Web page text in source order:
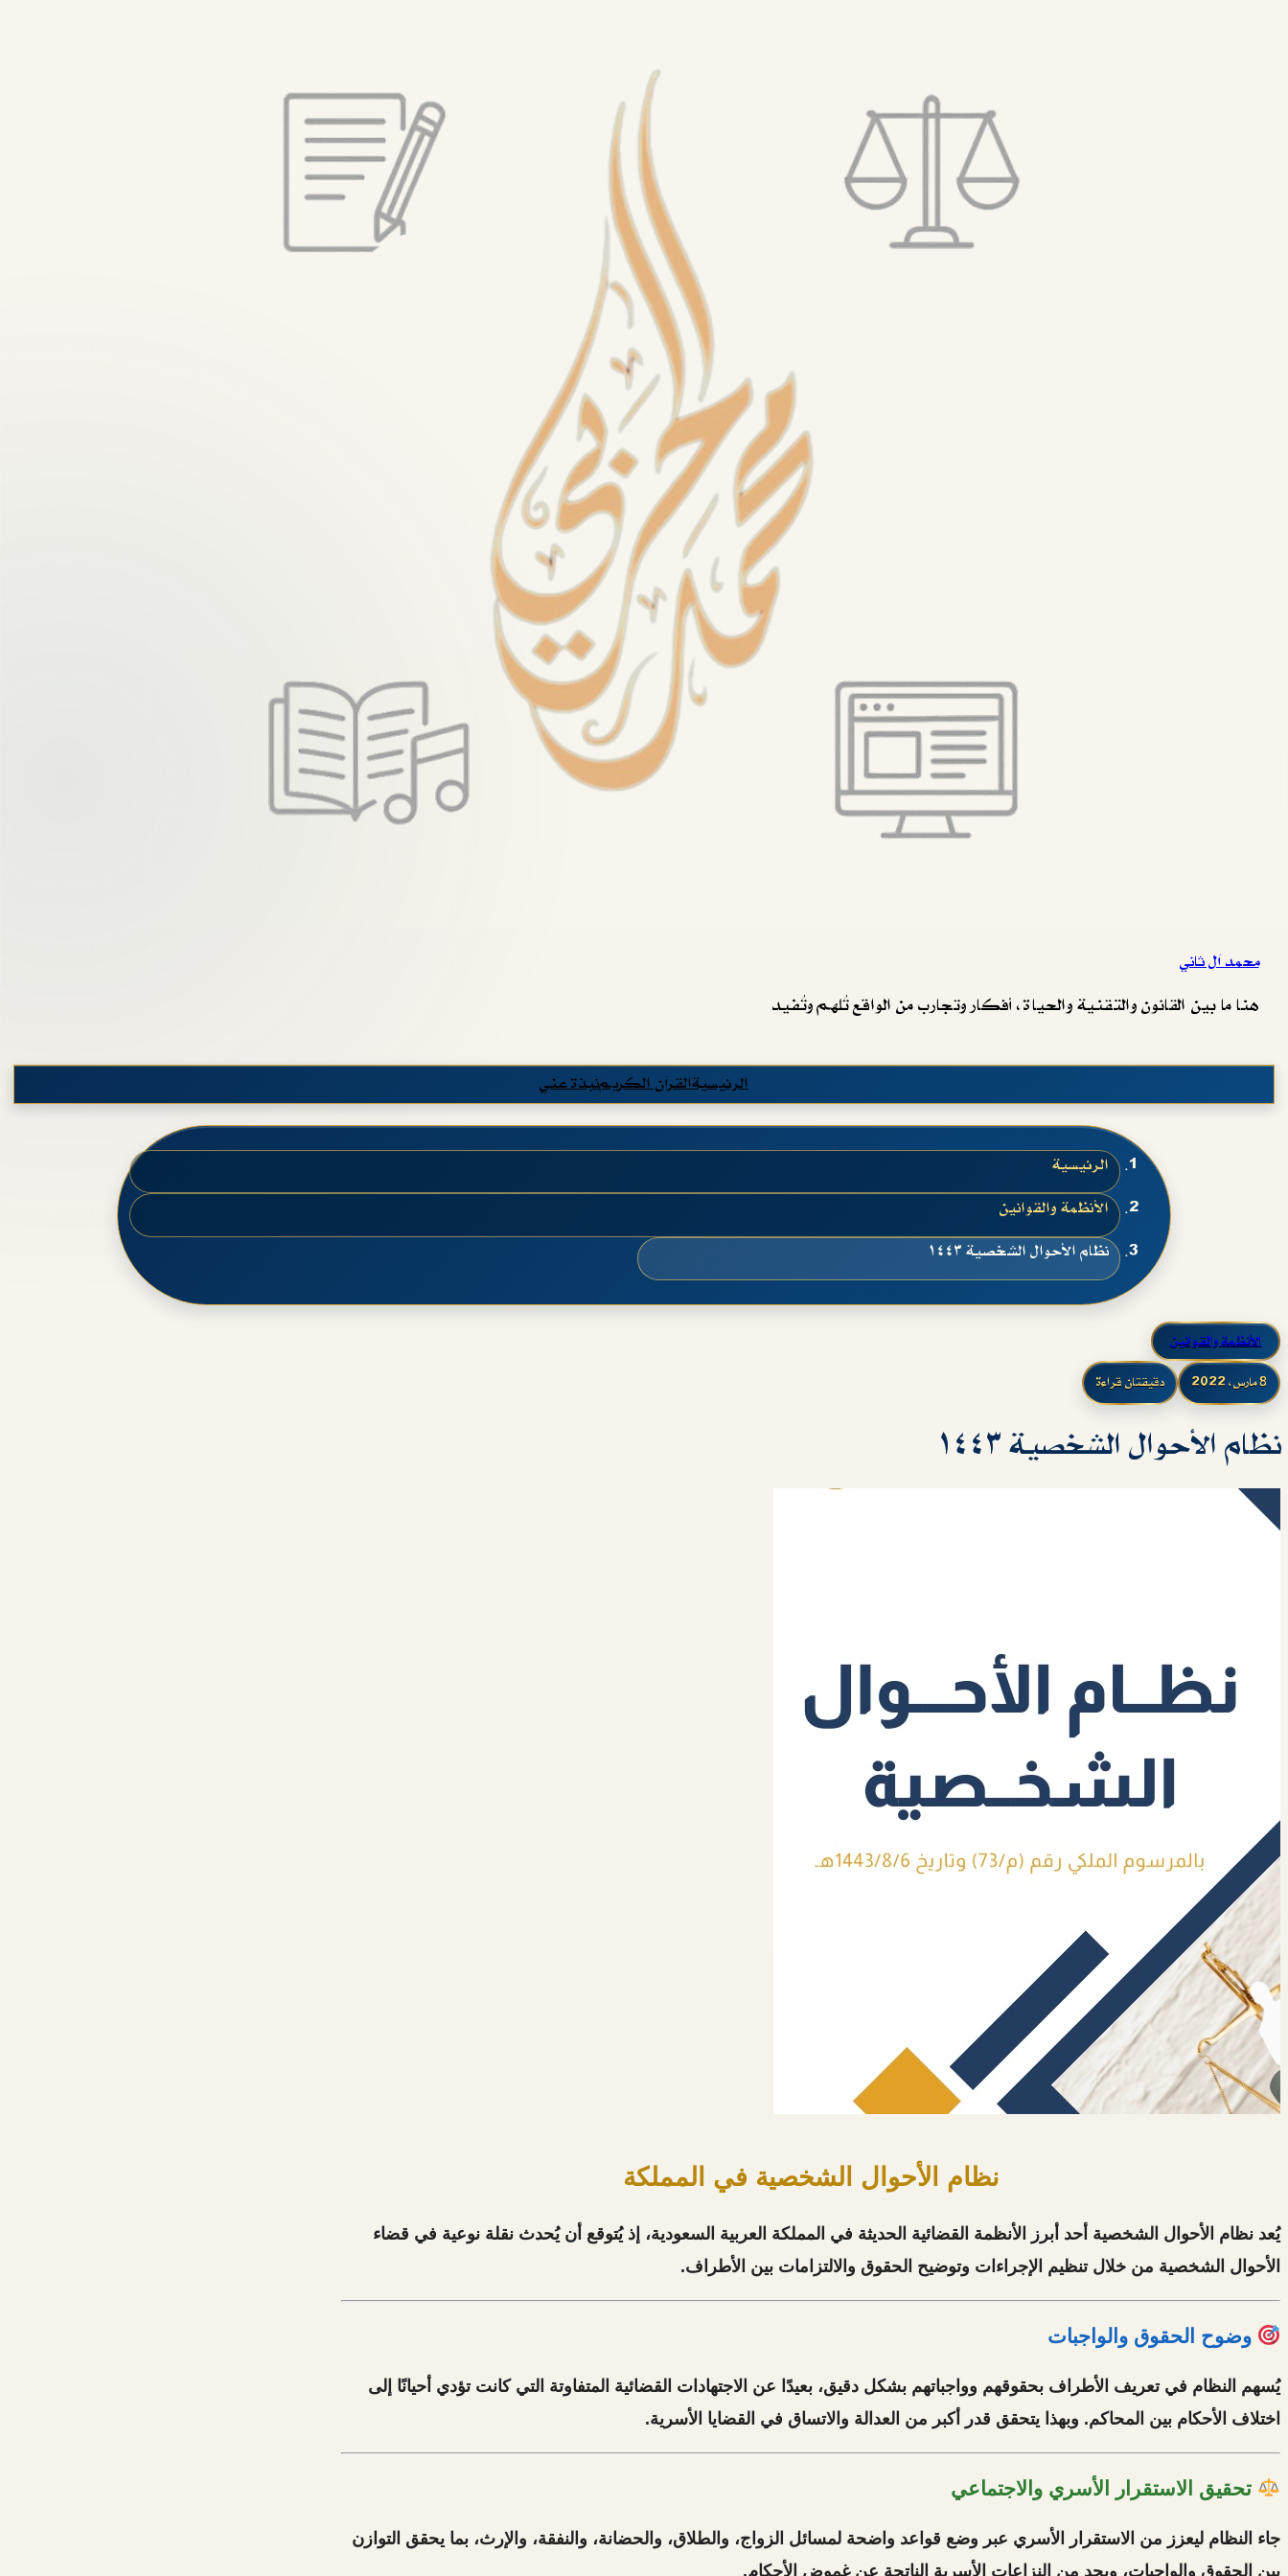
محمد آل ثاني
هنا ما بين القانون والتقنية والحياة، أفكار وتجارب من الواقع تُلهم وتُفيد
الرئيسيةالقرآن الكريمنبذة عني
الرئيسية
الأنظمة والقوانين
نظام الأحوال الشخصية ١٤٤٣
الأنظمة والقوانين
8 مارس، 2022 دقيقتان قراءة
نظام الأحوال الشخصية ١٤٤٣
نظام الأحوال الشخصية في المملكة
يُعد نظام الأحوال الشخصية أحد أبرز الأنظمة القضائية الحديثة في المملكة العربية السعودية، إذ يُتوقع أن يُحدث نقلة نوعية في قضاء
الأحوال الشخصية من خلال تنظيم الإجراءات وتوضيح الحقوق والالتزامات بين الأطراف.
وضوح الحقوق والواجبات
يُسهم النظام في تعريف الأطراف بحقوقهم وواجباتهم بشكل دقيق، بعيدًا عن الاجتهادات القضائية المتفاوتة التي كانت تؤدي أحيانًا إلى
اختلاف الأحكام بين المحاكم. وبهذا يتحقق قدر أكبر من العدالة والاتساق في القضايا الأسرية.
تحقيق الاستقرار الأسري والاجتماعي
جاء النظام ليعزز من الاستقرار الأسري عبر وضع قواعد واضحة لمسائل الزواج، والطلاق، والحضانة، والنفقة، والإرث، بما يحقق التوازن
بين الحقوق والواجبات، ويحد من النزاعات الأسرية الناتجة عن غموض الأحكام.